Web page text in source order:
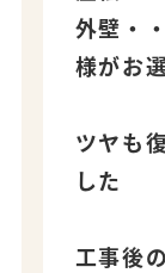
外壁・
様がお
ツヤも
した
工事後